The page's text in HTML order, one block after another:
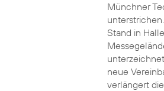
Münchner
Stand in
neue
verlängert